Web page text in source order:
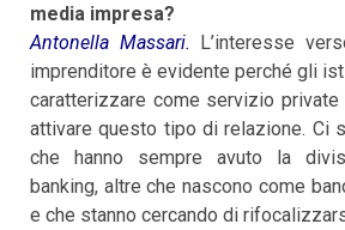
media impresa?
Antonella Massari. L’interesse
imprenditore è evidente perché gli
caratterizzare come servizio private
attivare questo tipo di relazione. Ci
che hanno sempre avuto la
banking, altre che nascono come
e che stanno cercando di